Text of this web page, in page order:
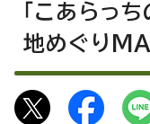
「こあらっ
地めぐり